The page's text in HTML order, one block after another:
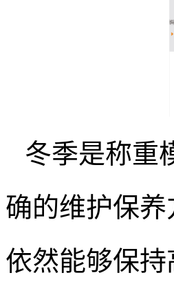
冬季是称重
确的维护保
依然能够保